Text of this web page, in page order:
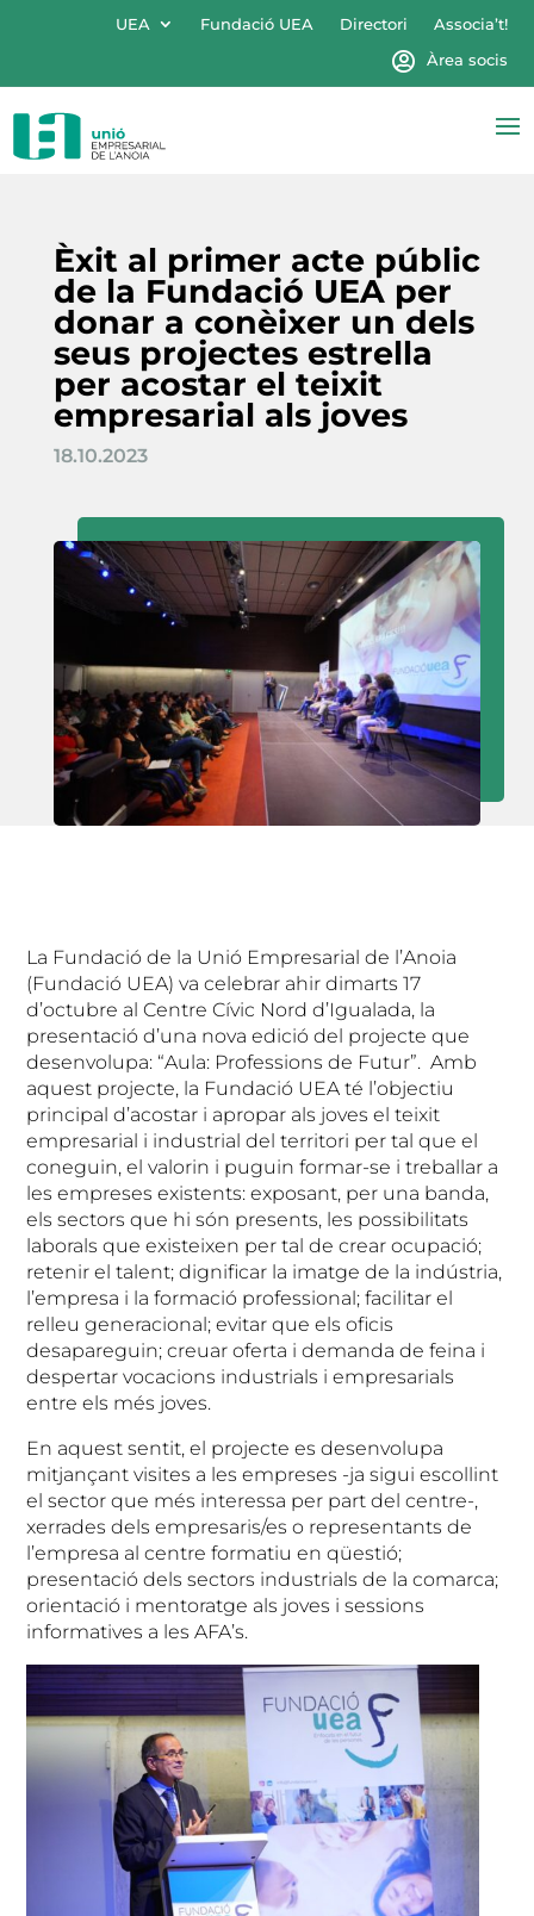
UEA Fundació UEA Directori
Associa’t!
Àrea socis
Èxit al primer acte públic
de la Fundació UEA per
donar a conèixer un dels
seus projectes estrella
per acostar el teixit
empresarial als joves
18.10.2023
La Fundació de la Unió Empresarial de l’Anoia
(Fundació UEA) va celebrar ahir dimarts 17
d’octubre al Centre Cívic Nord d’Igualada, la
presentació d’una nova edició del projecte que
desenvolupa: “Aula: Professions de Futur”. Amb
aquest projecte, la Fundació UEA té l’objectiu
principal d’acostar i apropar als joves el teixit
empresarial i industrial del territori per tal que el
coneguin, el valorin i puguin formar-se i treballar a
les empreses existents: exposant, per una banda,
els sectors que hi són presents, les possibilitats
laborals que existeixen per tal de crear ocupació;
retenir el talent; dignificar la imatge de la indústria,
l’empresa i la formació professional; facilitar el
relleu generacional; evitar que els oficis
desapareguin; creuar oferta i demanda de feina i
despertar vocacions industrials i empresarials
entre els més joves.
En aquest sentit, el projecte es desenvolupa
mitjançant visites a les empreses -ja sigui escollint
el sector que més interessa per part del centre-,
xerrades dels empresaris/es o representants de
l’empresa al centre formatiu en qüestió;
presentació dels sectors industrials de la comarca;
orientació i mentoratge als joves i sessions
informatives a les AFA’s.